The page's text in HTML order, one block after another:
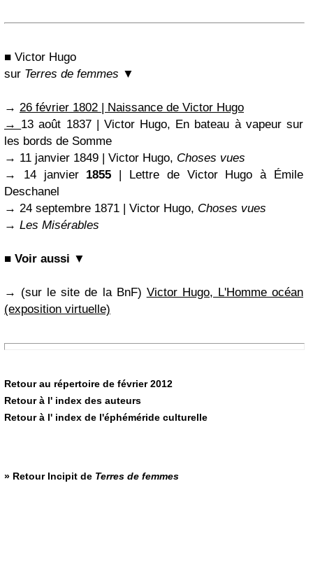
■ Victor Hugo
sur Terres de femmes ▼
→ 26 février 1802 | Naissance de Victor Hugo
→ 13 août 1837 | Victor Hugo, En bateau à vapeur sur
les bords de Somme
→ 11 janvier 1849 | Victor Hugo, Choses vues
→ 14 janvier 1855 | Lettre de Victor Hugo à Émile
Deschanel
→ 24 septembre 1871 | Victor Hugo, Choses vues
→ Les Misérables
■ Voir aussi ▼
→ (sur le site de la BnF) Victor Hugo, L'Homme océan
(exposition virtuelle)
Retour au répertoire de février 2012
Retour à l' index des auteurs
Retour à l' index de l'éphéméride culturelle
» RetourIncipit de Terres de femmes